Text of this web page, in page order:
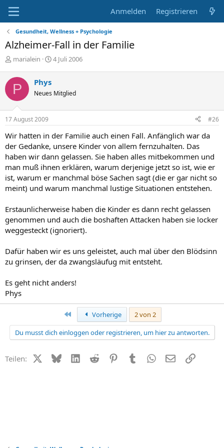
Anmelden Registrieren
Gesundheit, Wellness + Psychologie
Alzheimer-Fall in der Familie
E
s
t
e
l
l
e
marialein
E
e
l
m
4 Juli 2006
P Phys
Neues Mitglied
17 August 2009 #26
Wir hatten in der Familie auch einen Fall. Anfänglich war da
der Gedanke, unsere Kinder von allem fernzuhalten. Das
haben wir dann gelassen. Sie haben alles mitbekommen und
man muß ihnen erklären, warum derjenige jetzt so ist, wie er
ist, warum er manchmal böse Sachen sagt (die er gar nicht so
meint) und warum manchmal lustige Situationen entstehen.
Erstaunlicherweise haben die Kinder es dann recht gelassen
genommen und auch die boshaften Attacken haben sie locker
weggesteckt (ignoriert).
Dafür haben wir es uns geleistet, auch mal über den Blödsinn
zu grinsen, der da zwangsläufug mit entsteht.
Es geht nicht anders!
Phys
Erste Vorherige
2 von 2
Du musst dich einloggen oder registrieren, um hier zu antworten.
Teilen: X (Twitter)
BlueskyLinkedIn
Reddit PinterestTumblr WhatsApp
E-MailLink